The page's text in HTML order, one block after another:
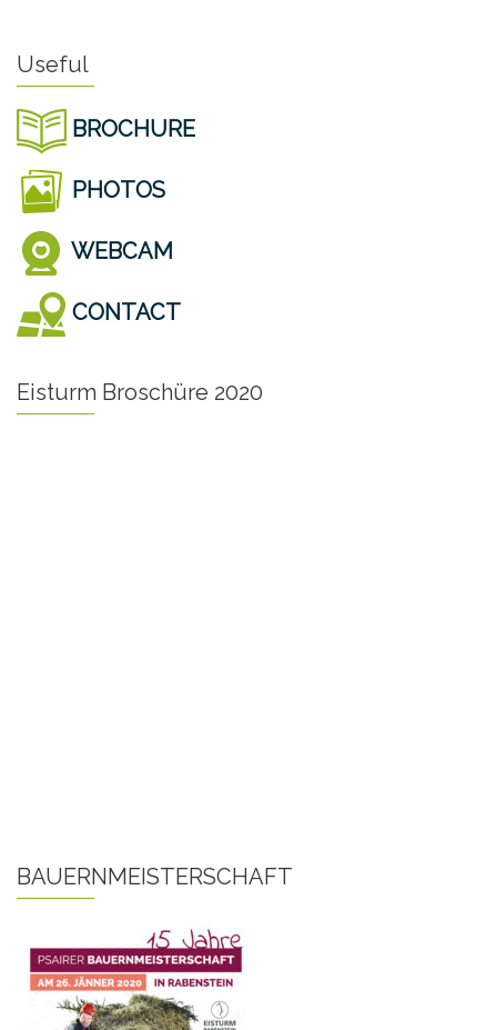
Useful
BROCHURE
PHOTOS
WEBCAM
CONTACT
Eisturm Broschüre 2020
BAUERNMEISTERSCHAFT